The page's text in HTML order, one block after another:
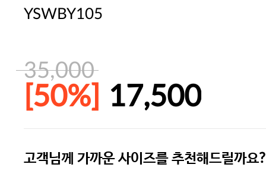
YSWBY105
35,000
[50%] 17,500
주말특가 20%(8.7~8.9)/5만원 이
고객님께 가까운 사이즈를 추천해드릴까요?